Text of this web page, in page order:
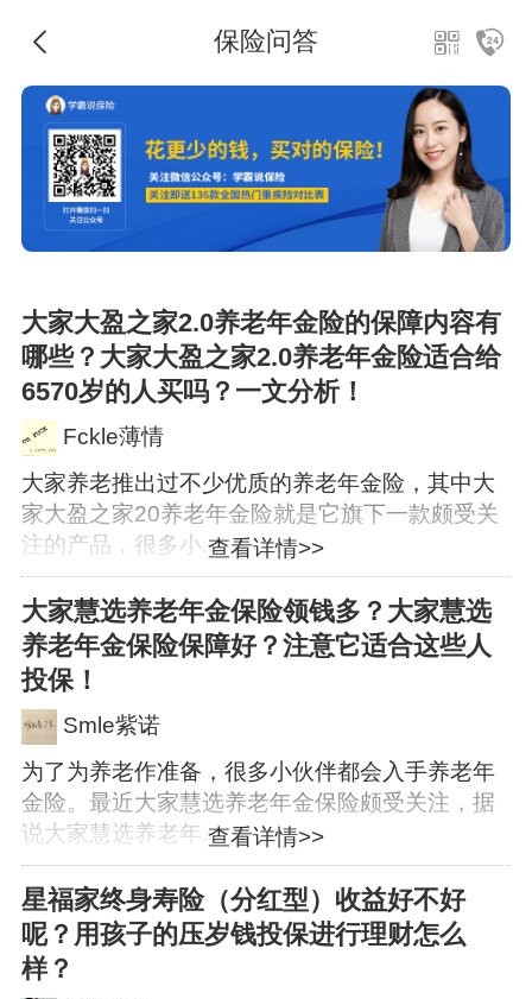
保险问答
大家大盈之家2.0养老年金险的保障内容有
哪些？大家大盈之家2.0养老年金险适合给
6570岁的人买吗？一文分析！
Fckle薄情
查看详情>>
大家养老推出过不少优质的养老年金险，其中大
家大盈之家20养老年金险就是它旗下一款颇受关
注的产品，很多小...
大家慧选养老年金保险领钱多？大家慧选
养老年金保险保障好？注意它适合这些人
投保！
Smle紫诺
查看详情>>
为了为养老作准备，很多小伙伴都会入手养老年
金险。最近大家慧选养老年金保险颇受关注，据
说大家慧选养老年...
星福家终身寿险（分红型）收益好不好
呢？用孩子的压岁钱投保进行理财怎么
样？